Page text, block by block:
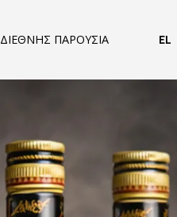
ΔΙΕΘΝΗΣ ΠΑΡΟΥΣΙΑ EL